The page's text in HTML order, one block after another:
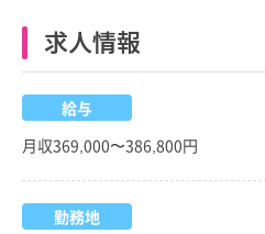
求人情報
給与
月収369,000〜386,800円
勤務地